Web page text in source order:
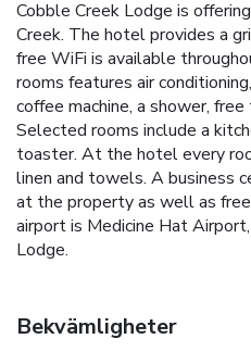
Cobble Creek Lodge is
Creek. The hotel provides a
free WiFi is available
rooms features air
coffee machine, a shower,
Selected rooms include a
toaster. At the hotel every
linen and towels. A business
at the property as well as
airport is Medicine Hat
Lodge.
Bekvämligheter